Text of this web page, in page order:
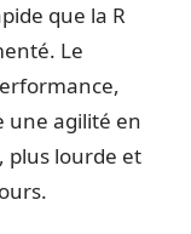
que la R
Le
une agilité en
plus lourde et